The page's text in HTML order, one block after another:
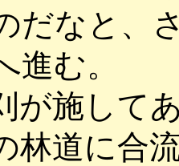
だなと、
進む。
が施して
林道に合